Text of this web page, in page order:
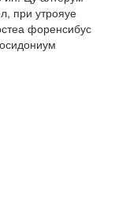
при утрояуе
форенсибус